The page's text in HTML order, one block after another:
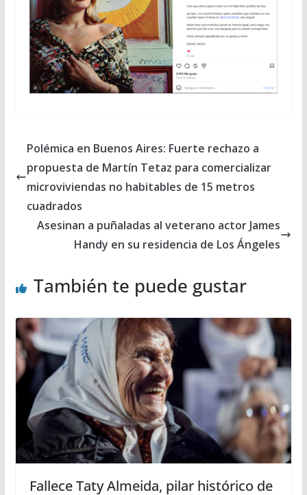
Polémica en Buenos Aires: Fuerte rechazo a
propuesta de Martín Tetaz para comercializar
microviviendas no habitables de 15 metros
cuadrados
Asesinan a puñaladas al veterano actor James
Handy en su residencia de Los Ángeles
También te puede gustar
Fallece Taty Almeida, pilar histórico de